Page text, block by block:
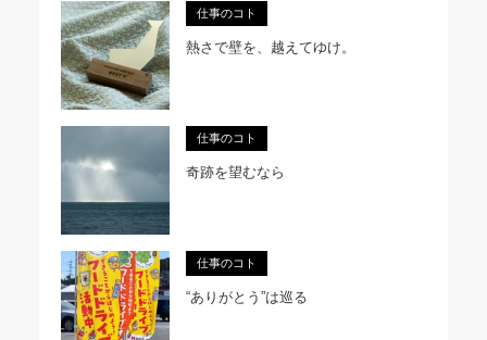
仕事のコト
熱さで壁を、越えてゆけ。
仕事のコト
奇跡を望むなら
仕事のコト
“ありがとう”は巡る